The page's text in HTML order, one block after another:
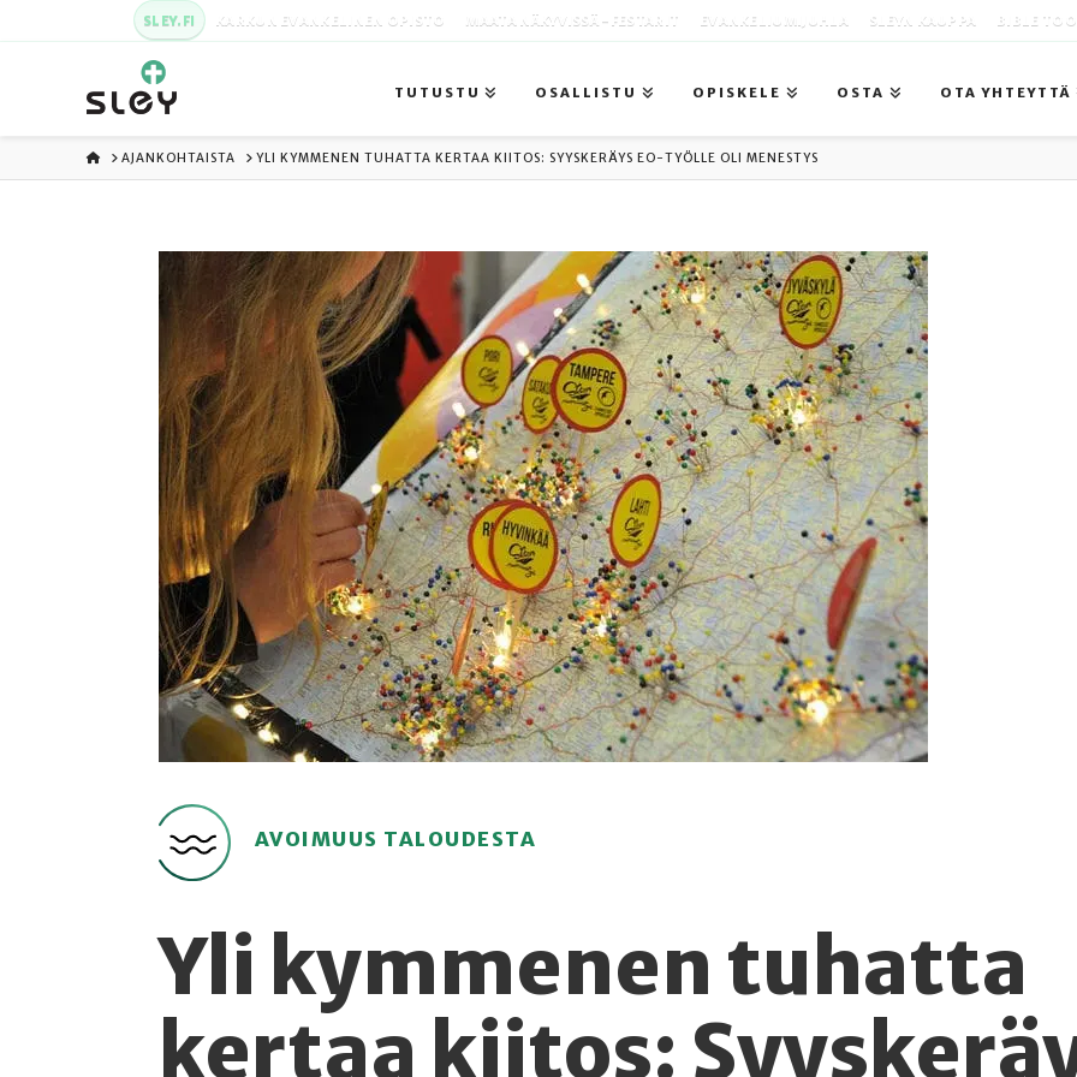
SLEY.FI KARKUN EVANKELINEN OPISTO MAATA NÄKYVISSÄ -FESTARIT EVANKELIUMIJUHLA SLEYN KAUPPA BIBLE
TUTUSTU OSALLISTU OPISKELE OSTA OTA YHTEYTTÄ
ETUSIVU
AJANKOHTAISTA YLI KYMMENEN TUHATTA KERTAA KIITOS: SYYSKERÄYS EO-TYÖLLE OLI MENESTYS
AVOIMUUS TALOUDESTA
Yli kymmenen tuhatta
kertaa kiitos: